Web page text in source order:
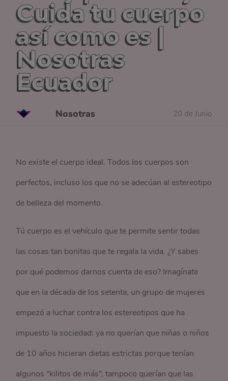
Cuida tu cuerpo
así como es |
Nosotras
Ecuador
Nosotras 20 de Junio
No existe el cuerpo ideal. Todos los cuerpos son
perfectos, incluso los que no se adecúan al estereotipo
de belleza del momento.
Tú cuerpo es el vehículo que te permite sentir todas
las cosas tan bonitas que te regala la vida. ¿Y sabes
por qué podemos darnos cuenta de eso? Imagínate
que en la década de los setenta, un grupo de mujeres
empezó a luchar contra los estereotipos que ha
impuesto la sociedad: ya no querían que niñas o niños
de 10 años hicieran dietas estrictas porque tenían
algunos “kilitos de más”, tampoco querían que las